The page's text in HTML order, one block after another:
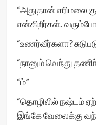
“அதுதான் எரிமலை
என்கிறீர்கள்.
“உணர்வீர்களா?
“நானும் வெந்து
“ம்”
“தொழிலில் நஷ்டம்
இங்கே வேலைக்கு